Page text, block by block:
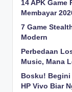
14 APK Game
Membayar
7 Game
Modern
Perbedaan
Music, Mana
Bosku!
HP Vivo Biar